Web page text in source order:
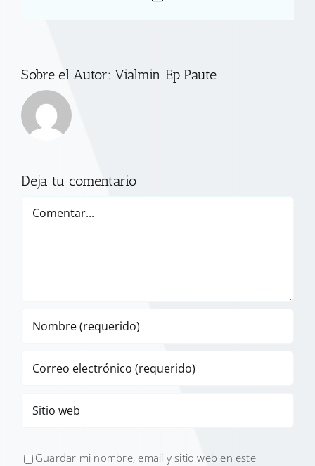
Sobre el Autor:Vialmin Ep Paute
Deja tu comentario
Guardar mi nombre, email y sitio web en este